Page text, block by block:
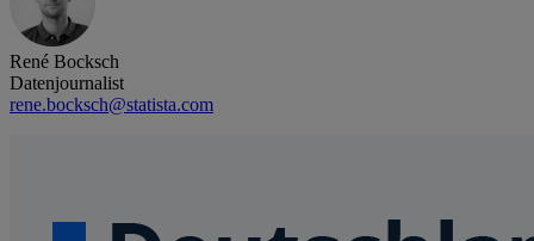
René Bocksch
Datenjournalist
rene.bocksch@statista.com